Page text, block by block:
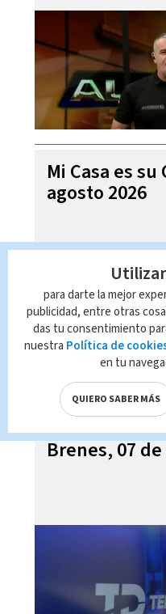
Mi Casa es su
agosto 2026
Telediario En
Brenes, 07
para darte la mejor
publicidad, entre otras
das tu consentimiento
nuestra Política de
en tu
QUIERO SABER MÁS